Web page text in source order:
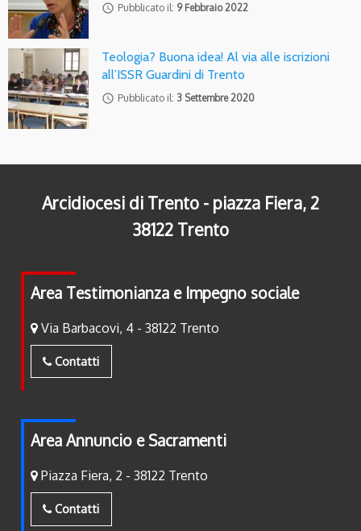
access_time Pubblicato il: 9 Febbraio 2022
Teologia? Buona idea! Al via alle iscrizioni
all’ISSR Guardini di Trento
access_time Pubblicato il: 3 Settembre 2020
Arcidiocesi di Trento - piazza Fiera, 2
38122 Trento
Area Testimonianza e Impegno sociale
Via Barbacovi, 4 - 38122 Trento
Contatti
Area Annuncio e Sacramenti
Piazza Fiera, 2 - 38122 Trento
Contatti